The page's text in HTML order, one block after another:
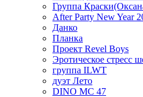
Группа
After Party New Year
Данко
Планка
Проект Revel Boys
Эротическое стресс
группа ILWT
дуэт Лето
DINO MC 47